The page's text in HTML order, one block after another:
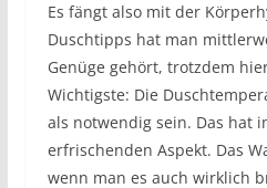
Es fängt also mit der
Duschtipps hat man
Genüge gehört, trotzdem
Wichtigste: Die
als notwendig sein. Das hat
erfrischenden Aspekt. Das
wenn man es auch wirklich